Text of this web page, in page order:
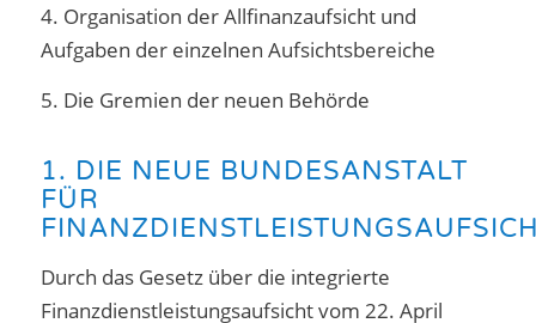
4. Organisation der Allfinanzaufsicht und
Aufgaben der einzelnen Aufsichtsbereiche
5. Die Gremien der neuen Behörde
1. DIE NEUE BUNDESANSTALT
FÜR
Durch das Gesetz über die integrierte
Finanzdienstleistungsaufsicht vom 22. April